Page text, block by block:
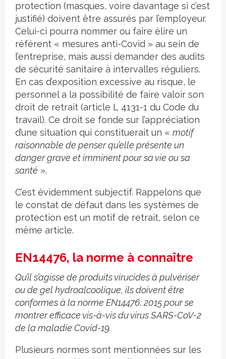
protection (masques, voire davantage si c’est
justifié) doivent être assurés par l’employeur.
Celui-ci pourra nommer ou faire élire un
référent « mesures anti-Covid » au sein de
l’entreprise, mais aussi demander des audits
de sécurité sanitaire à intervalles réguliers.
En cas d’exposition excessive au risque, le
personnel a la possibilité de faire valoir son
droit de retrait (article L 4131-1 du Code du
travail). Ce droit se fonde sur l’appréciation
d’une situation qui constituerait un « motif
raisonnable de penser qu’elle présente un
danger grave et imminent pour sa vie ou sa
santé ».
C’est évidemment subjectif. Rappelons que
le constat de défaut dans les systèmes de
protection est un motif de retrait, selon ce
même article.
EN14476, la norme à connaître
Qu’il s’agisse de produits virucides à pulvériser
ou de gel hydroalcoolique, ils doivent être
conformes à la norme EN14476: 2015 pour se
montrer efficace vis-à-vis du virus SARS-CoV-2
de la maladie Covid-19.
Plusieurs normes sont mentionnées sur les